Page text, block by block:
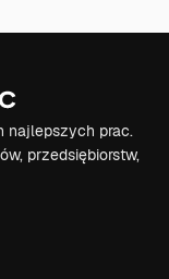
najlepszych prac.
przedsiębiorstw,